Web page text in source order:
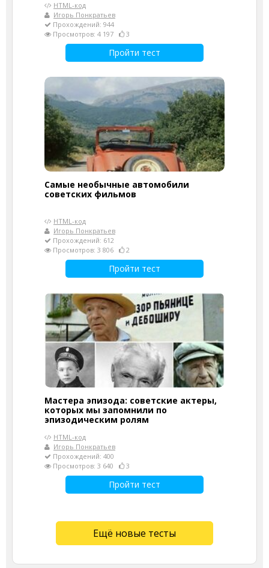
HTML-код
Игорь Понкратьев
Прохождений: 944
Просмотров: 4 197
3
Пройти тест
Самые необычные автомобили
советских фильмов
HTML-код
Игорь Понкратьев
Прохождений: 612
Просмотров: 3 806
2
Пройти тест
Мастера эпизода: советские актеры,
которых мы запомнили по
эпизодическим ролям
HTML-код
Игорь Понкратьев
Прохождений: 400
Просмотров: 3 640
3
Пройти тест
Ещё новые тесты